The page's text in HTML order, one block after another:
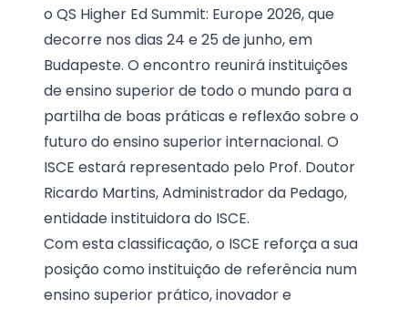
o QS Higher Ed Summit: Europe 2026, que
decorre nos dias 24 e 25 de junho, em
Budapeste. O encontro reunirá instituições
de ensino superior de todo o mundo para a
partilha de boas práticas e reflexão sobre o
futuro do ensino superior internacional. O
ISCE estará representado pelo Prof. Doutor
Ricardo Martins, Administrador da Pedago,
entidade instituidora do ISCE.
Com esta classificação, o ISCE reforça a sua
posição como instituição de referência num
ensino superior prático, inovador e